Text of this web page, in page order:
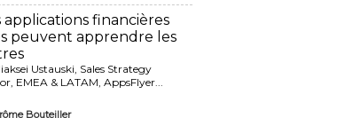
applications financières
peuvent apprendre les
Ustauski, Sales Strategy
EMEA & LATAM, AppsFlyer...
Bouteiller